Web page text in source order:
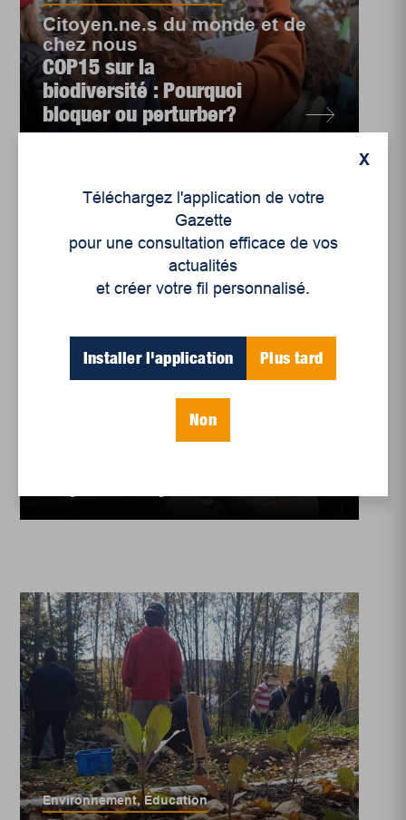
Citoyen.ne.s du monde et de
chez nous
COP15 sur la
biodiversité : Pourquoi
bloquer ou perturber?
Contenu commandité
Environnement,Éducation
X
Téléchargez l'application de votre
Gazette
pour une consultation efficace de vos
actualités
et créer votre fil personnalisé.
Installer l'application Plus tard
Non